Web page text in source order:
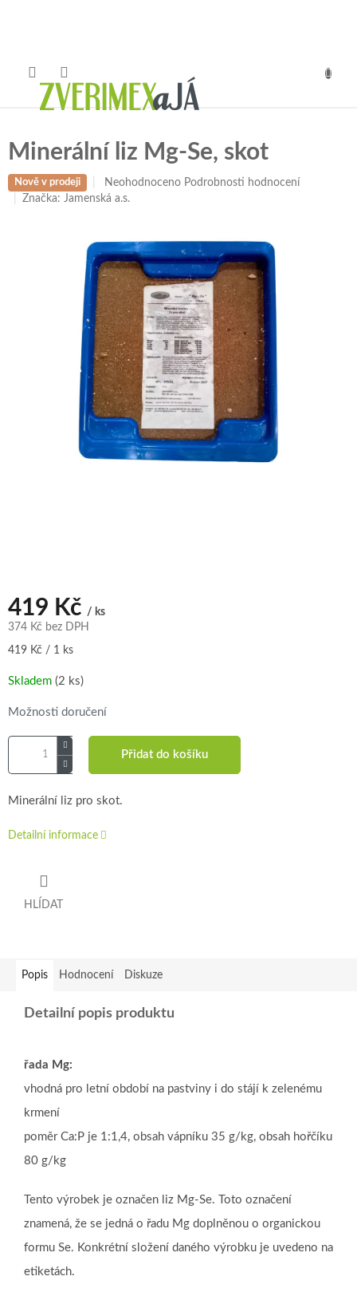
Minerální liz Mg-Se, skot
Nově v prodeji
Průměrné
hodnocení
0,0
z
5
hvězdiček.
Neohodnoceno Podrobnosti hodnocení
Značka:Jamenská a.s.
419 Kč / ks
374 Kč bez DPH
Měrná
419 Kč / 1 ks
Skladem (2 ks)
Možnosti doručení
Přidat do košíku
Minerální liz pro skot.
Detailní informace
HLÍDAT
Popis Hodnocení Diskuze
Detailní popis produktu
řada Mg:
vhodná pro letní období na pastviny i do stájí k zelenému
krmení
poměr Ca:P je 1:1,4, obsah vápníku 35 g/kg, obsah hořčíku
80 g/kg
Tento výrobek je označen liz Mg-Se. Toto označení
znamená, že se jedná o řadu Mg doplněnou o organickou
formu Se. Konkrétní složení daného výrobku je uvedeno na
etiketách.